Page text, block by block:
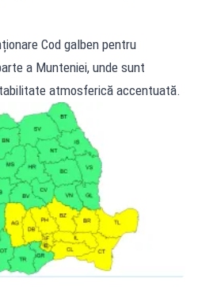
Cod galben pentru
a Munteniei, unde sunt
atmosferică accentuată.